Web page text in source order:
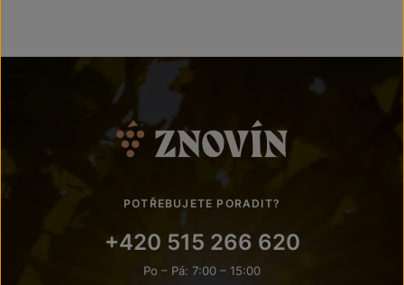
POTŘEBUJETE PORADIT?
+420 515 266 620
Po – Pá: 7:00 – 15:00